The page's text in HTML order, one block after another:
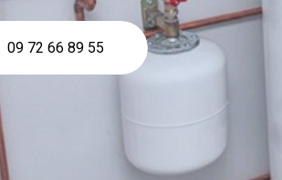
09 72 66 89 55